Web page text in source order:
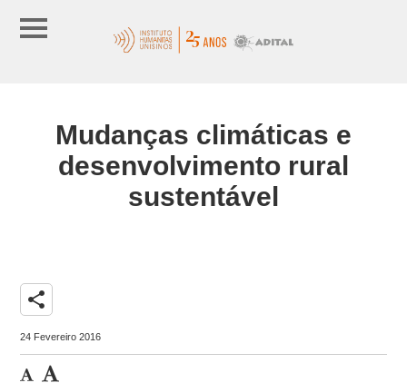
Mudanças climáticas e
desenvolvimento rural
sustentável
share
24 Fevereiro 2016